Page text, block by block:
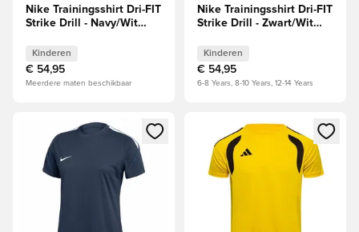
Nike Trainingsshirt Dri-FIT
Strike Drill - Navy/Wit
Kinderen
€ 54,95
Meerdere maten beschikbaar
Nike Trainingsshirt Dri-FIT
Strike Drill - Zwart/Wit
Kinderen
€ 54,95
6-8 Years, 8-10 Years, 12-14 Years
Opent een venster om in te loggen of je aan te melden als
Opent een venster om in te